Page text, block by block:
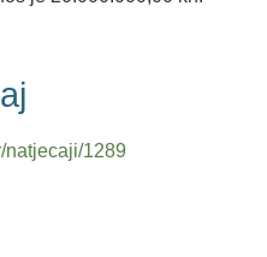
natjecaji/1289